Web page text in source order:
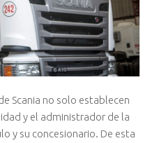
Scania no solo establecen
y el administrador de la
y su concesionario. De esta